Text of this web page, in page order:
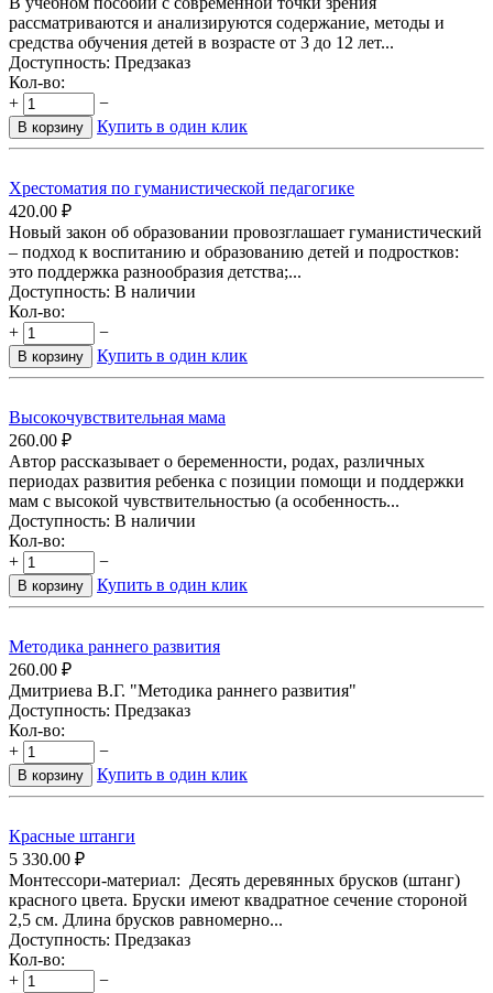
рассматриваются и анализируются содержание, методы и
средства обучения детей в возрасте от 3 до 12 лет...
Доступность: Предзаказ
Кол-во:
+
−
В корзину Купить в один клик
Хрестоматия по гуманистической педагогике
420.00 ₽
Новый закон об образовании провозглашает гуманистический
– подход к воспитанию и образованию детей и подростков:
это поддержка разнообразия детства;...
Доступность: В наличии
Кол-во:
+
−
В корзину Купить в один клик
Высокочувствительная мама
260.00 ₽
Автор рассказывает о беременности, родах, различных
периодах развития ребенка с позиции помощи и поддержки
мам с высокой чувствительностью (а особенность...
Доступность: В наличии
Кол-во:
+
−
В корзину Купить в один клик
Методика раннего развития
260.00 ₽
Дмитриева В.Г. "Методика раннего развития"
Доступность: Предзаказ
Кол-во:
+
−
В корзину Купить в один клик
Красные штанги
5 330.00 ₽
Монтессори-материал: Десять деревянных брусков (штанг)
красного цвета. Бруски имеют квадратное сечение стороной
2,5 см. Длина брусков равномерно...
Доступность: Предзаказ
Кол-во:
+
−